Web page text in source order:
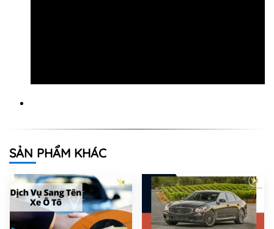
SẢN PHẨM KHÁC